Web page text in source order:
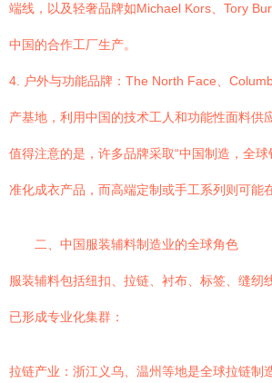
端线，以及轻奢品牌如Michael Kors、Tory
中国的合作工厂生产。
4. 户外与功能品牌：The North Face、
产基地，利用中国的技术工人和功能性面料供
值得注意的是，许多品牌采取“中国制造，全
准化成衣产品，而高端定制或手工系列则可能
二、中国服装辅料制造业的全球角色
服装辅料包括纽扣、拉链、衬布、标签、缝纫
已形成专业化集群：
拉链产业：浙江义乌、温州等地是全球拉链制